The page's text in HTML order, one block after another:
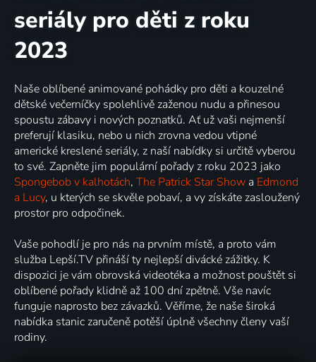
seriály pro děti z roku
2023
Naše oblíbené animované pohádky pro děti a kouzelné
dětské večerníčky spolehlivě zaženou nudu a přinesou
spoustu zábavy i nových poznatků. Ať už vaši nejmenší
preferují klasiku, nebo u nich zrovna vedou vtipné
americké kreslené seriály, z naší nabídky si určitě vyberou
to své. Zapněte jim populární pořady z roku 2023 jako
Spongebob v kalhotách, The Patrick Star Show a Edmond
a Lucy, u kterých se skvěle pobaví, a vy získáte zasloužený
prostor pro odpočinek.
Vaše pohodlí je pro nás na prvním místě, a proto vám
služba Lepší.TV přináší ty nejlepší divácké zážitky. K
dispozici je vám obrovská videotéka a možnost pouštět si
oblíbené pořady klidně až 100 dní zpětně. Vše navíc
funguje naprosto bez závazků. Věříme, že naše široká
nabídka stanic zaručeně potěší úplně všechny členy vaší
rodiny.